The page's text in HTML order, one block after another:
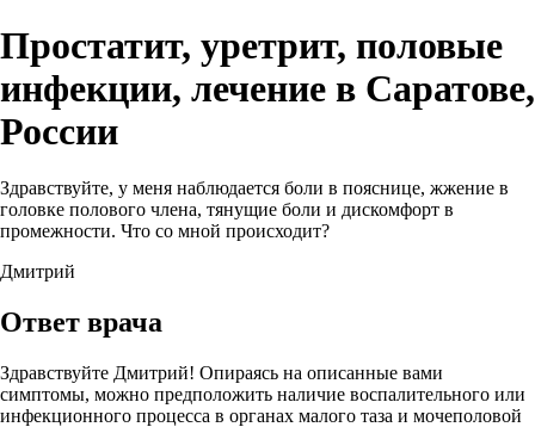
Простатит, уретрит, половые
инфекции, лечение в Саратове,
России
Здравствуйте, у меня наблюдается боли в пояснице, жжение в
головке полового члена, тянущие боли и дискомфорт в
промежности. Что со мной происходит?
Дмитрий
Ответ врача
Здравствуйте Дмитрий! Опираясь на описанные вами
симптомы, можно предположить наличие воспалительного или
инфекционного процесса в органах малого таза и мочеполовой